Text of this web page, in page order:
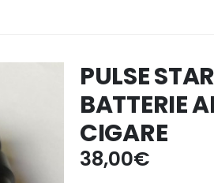
PULSE
BATTERIE
CIGARE
38,00€